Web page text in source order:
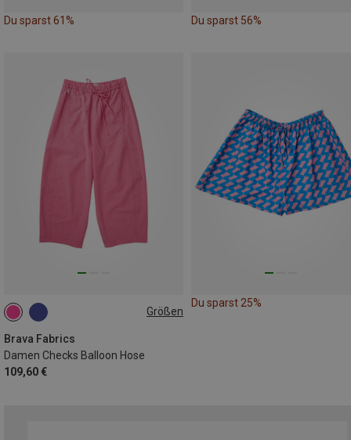
Du sparst 61% Du sparst 56%
Größen
Brava Fabrics
Damen Checks Balloon Hose
109,60 €
XL
Du sparst 25%